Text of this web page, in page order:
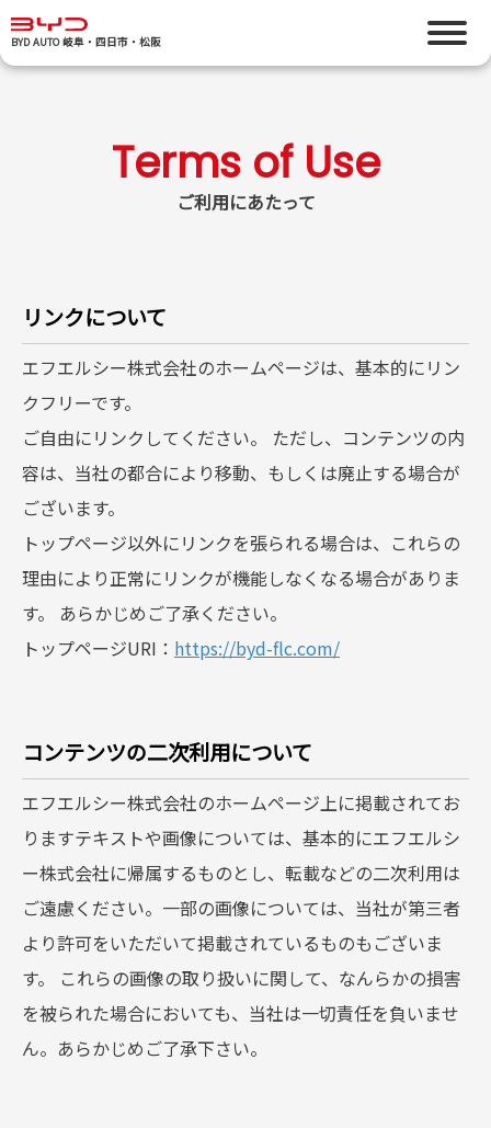
BYD AUTO 岐阜・四日市・松阪
ご利用にあたって
リンクについて
エフエルシー株式会社のホームページは、基本的にリン
クフリーです。
ご自由にリンクしてください。 ただし、コンテンツの内
容は、当社の都合により移動、もしくは廃止する場合が
ございます。
トップページ以外にリンクを張られる場合は、これらの
理由により正常にリンクが機能しなくなる場合がありま
す。 あらかじめご了承ください。
トップページURI： https://byd-flc.com/
コンテンツの二次利用について
エフエルシー株式会社のホームページ上に掲載されてお
りますテキストや画像については、基本的にエフエルシ
ー株式会社に帰属するものとし、転載などの二次利用は
ご遠慮ください。一部の画像については、当社が第三者
より許可をいただいて掲載されているものもございま
す。 これらの画像の取り扱いに関して、なんらかの損害
を被られた場合においても、当社は一切責任を負いませ
ん。あらかじめご了承下さい。